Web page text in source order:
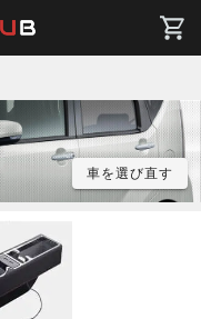
車を選び直す